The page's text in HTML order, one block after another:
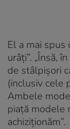
El a mai spus
urâți”. „Însă,
de stâlpișori
(inclusiv cele
Ambele
piață modele
achiziționăm”.